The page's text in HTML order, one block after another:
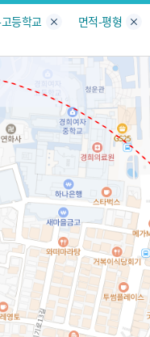
거래 지도
경매 지도
미분양
자유 게시판
지인 추천
블로그
등학교
면적-평형